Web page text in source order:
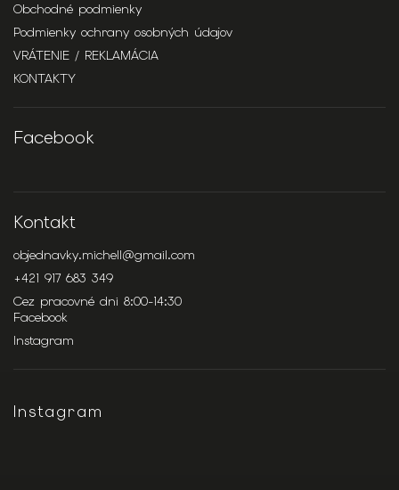
Obchodné podmienky
Podmienky ochrany osobných údajov
VRÁTENIE / REKLAMÁCIA
KONTAKTY
Facebook
Kontakt
objednavky.michell@gmail.com
+421 917 683 349
Cez pracovné dni 8:00-14:30
Facebook
Instagram
Instagram